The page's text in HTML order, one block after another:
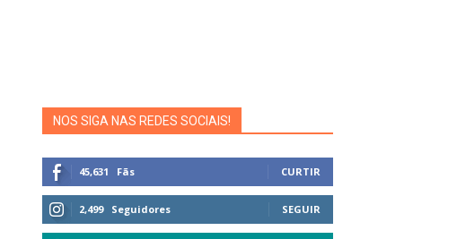
NOS SIGA NAS REDES SOCIAIS!
45,631 Fãs CURTIR
2,499 Seguidores SEGUIR